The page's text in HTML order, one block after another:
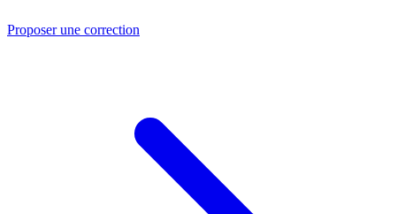
Proposer une correction